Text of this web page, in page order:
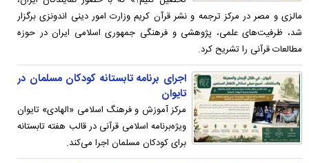
مالزی و مصر در مرکز ترجمه و نشر قرآن کریم وزارت امور دینی اندونزی برگزار
شد، ظرفیت‌های علمی، پژوهشی و فرهنگی جمهوری اسلامی ایران در حوزه
مطالعات قرآنی را تشریح کرد.
اجرای برنامه تابستانه کودکان مسلمان در
تایوان
مرکز آموزش و فرهنگ اسلامی «الهادی» تایوان
ویژه‌برنامه اسلامی قرآنی در قالب هفته تابستانه
برای کودکان مسلمان اجرا می‌کند.